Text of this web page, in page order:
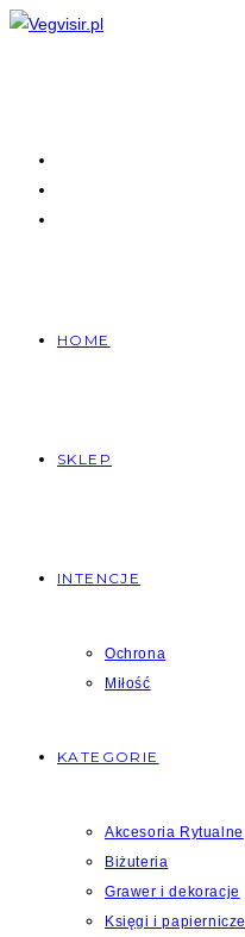
Skip
HOME
SKLEP
INTENCJE
Ochrona
Miłość
KATEGORIE
Akcesoria Rytualne
Biżuteria
Grawer i dekoracje
Księgi i papiernicze